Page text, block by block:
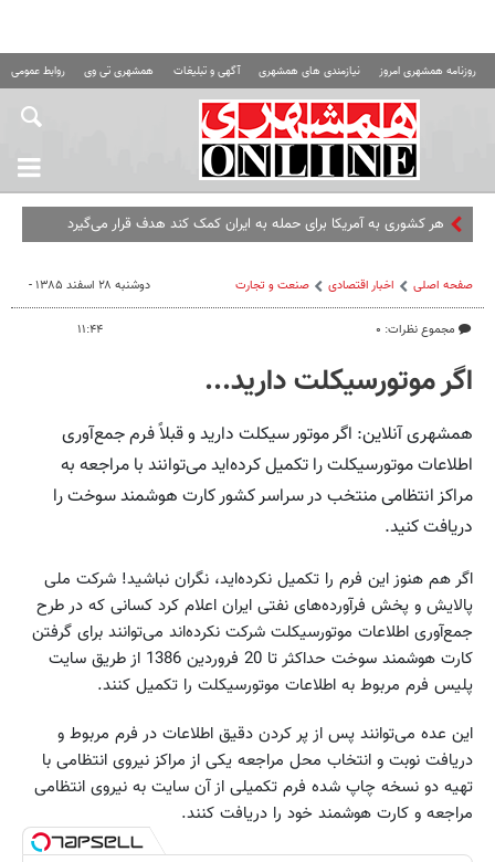
روزنامه همشهری امروز نیازمندی های همشهری آگهی و تبلیغات همشهری تی وی روابط عمومی
هر کشوری به آمریکا برای حمله به ایران کمک کند هدف قرار می‌گیرد
صفحه اصلی اخبار اقتصادی صنعت و تجارت
مجموع نظرات: ۰
دوشنبه ۲۸ اسفند ۱۳۸۵ -
۱۱:۴۴
اگر موتورسیکلت دارید...
همشهری آنلاین: اگر موتور سیکلت دارید و قبلاً فرم‌ جمع‌آوری‌
اطلاعات‌ موتورسیکلت‌ را تکمیل‌ کرده‌اید می‌توانند با مراجعه‌ به‌
مراکز انتظامی‌ منتخب‌ در سراسر کشور کارت‌ هوشمند سوخت‌ را
دریافت‌ کنید‌.
اگر هم هنوز این فرم را تکمیل نکرده‌اید، نگران نباشید! شرکت‌ ملی‌
پالایش‌ و پخش‌ فرآورده‌‌های‌ نفتی‌ ایران‌ اعلام‌ کرد‌ کسانی‌ که‌ در طرح‌
جمع‌آوری‌ اطلاعات‌ موتورسیکلت‌ شرکت‌ نکرده‌اند می‌توانند برای‌ گرفتن‌
کارت‌ هوشمند سوخت‌ حداکثر تا ‌20‌ فروردین‌ ‌1386‌ از طریق‌ سایت
پلیس‌‌‌‌‌‌‌‌‌‌‌‌‌‌‌‌‌‌ فرم‌ مربوط به‌ اطلاعات‌ موتورسیکلت‌ را تکمیل‌ کنند‌.
این‌ عده‌ می‌توانند پس‌ از پر کردن‌ دقیق‌ اطلاعات‌ در فرم‌ مربوط و
دریافت‌ نوبت‌ و انتخاب‌ محل‌ مراجعه‌‌ یکی‌ از مراکز نیروی‌ انتظامی‌‌ با
تهیه‌ دو نسخه‌ چاپ‌ شده‌ فرم‌ تکمیلی‌ از آن‌ سایت‌ به‌ نیروی‌ انتظامی‌
مراجعه‌ و کارت‌ هوشمند خود را دریافت‌ کنند.